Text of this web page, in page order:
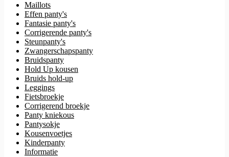
Maillots
Effen panty's
Fantasie panty's
Corrigerende panty's
Steunpanty's
Zwangerschapspanty
Bruidspanty
Hold Up kousen
Bruids hold-up
Leggings
Fietsbroekje
Corrigerend broekje
Panty kniekous
Pantysokje
Kousenvoetjes
Kinderpanty
Informatie